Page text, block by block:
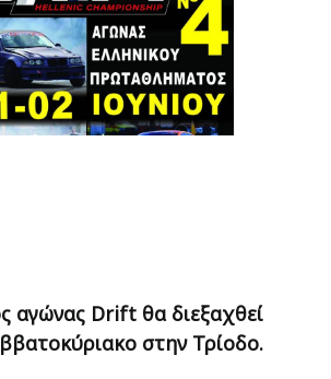
αγώνας Drift θα διεξαχθεί
στην Τρίοδο.